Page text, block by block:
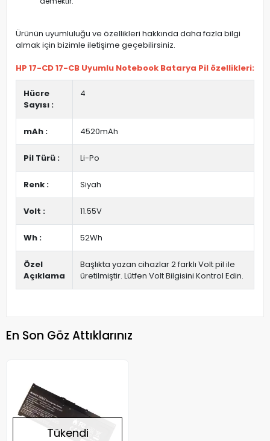
Ürünün uyumluluğu ve özellikleri hakkında daha fazla bilgi
almak için bizimle iletişime geçebilirsiniz.
HP 17-CD 17-CB Uyumlu Notebook Batarya Pil özellikleri:
Hücre
Sayısı :
4
mAh : 4520mAh
Pil Türü : Li-Po
Renk : Siyah
Volt : 11.55V
Wh : 52Wh
Özel
Açıklama
Başlıkta yazan cihazlar 2 farklı Volt pil ile
üretilmiştir. Lütfen Volt Bilgisini Kontrol Edin.
En Son Göz Attıklarınız
Tükendi